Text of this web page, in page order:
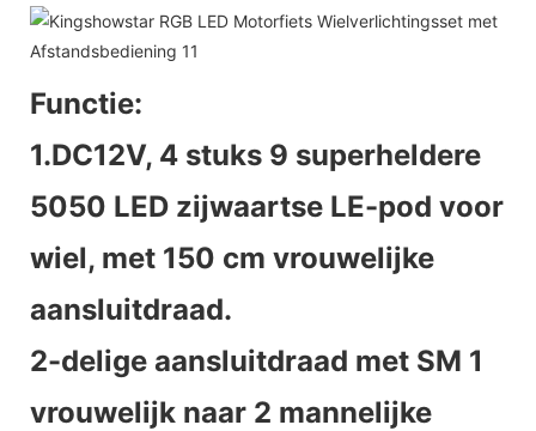
Functie:
1.DC12V, 4 stuks 9 superheldere
5050 LED zijwaartse LE-pod voor
wiel, met 150 cm vrouwelijke
aansluitdraad.
2-delige aansluitdraad met SM 1
vrouwelijk naar 2 mannelijke